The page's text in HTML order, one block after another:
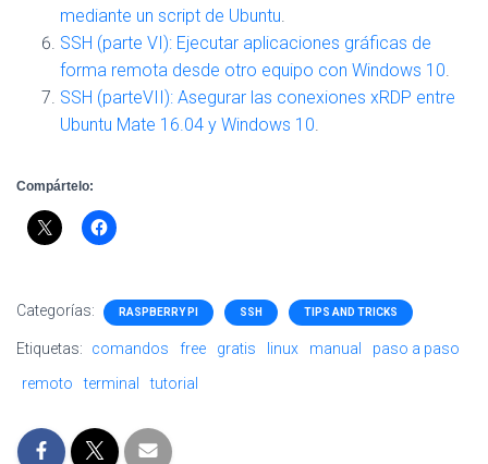
mediante un script de Ubuntu
SSH (parte VI): Ejecutar aplicaciones gráficas de
forma remota desde otro equipo con Windows 10
SSH (parteVII): Asegurar las conexiones xRDP entre
Ubuntu Mate 16.04 y Windows 10
Compártelo:
Categorías: RASPBERRY PI SSH TIPS AND TRICKS
Etiquetas: comandos free gratis linux manual
paso a paso
remoto
terminal tutorial